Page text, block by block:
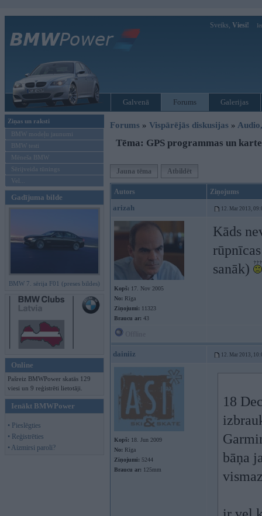
Sveiks, Viesi!
Galvenā Forums Galerijas
Ziņas un raksti
BMW modeļu jaunumi
BMW testi
Mēneša BMW
Sērijveida tūnings
Vel...
Gadījuma bilde
BMW 7. sērija F01 (preses bildes)
Online
Pašreiz BMWPower skatās 129
viesi un 9 reģistrēti lietotāji.
Ienākt BMWPower
• Pieslēgties
• Reģistrēties
• Aizmirsi paroli?
Forums » Vispārējās diskusijas »
Tēma: GPS programmas un
Jauna tēma Atbildēt
Autors Ziņojums
arizah 12. Mar 2013,
Kopš: 17. Nov 2005
No: Rīga
Ziņojumi: 11323
Braucu ar: 43
Kāds
sanāk)
dainiiz 12. Mar 2013,
Kopš: 18. Jun 2009
No: Rīga
Ziņojumi: 5244
Braucu ar: 125mm
18
bāņa